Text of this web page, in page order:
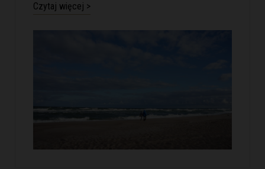
Czytaj więcej >